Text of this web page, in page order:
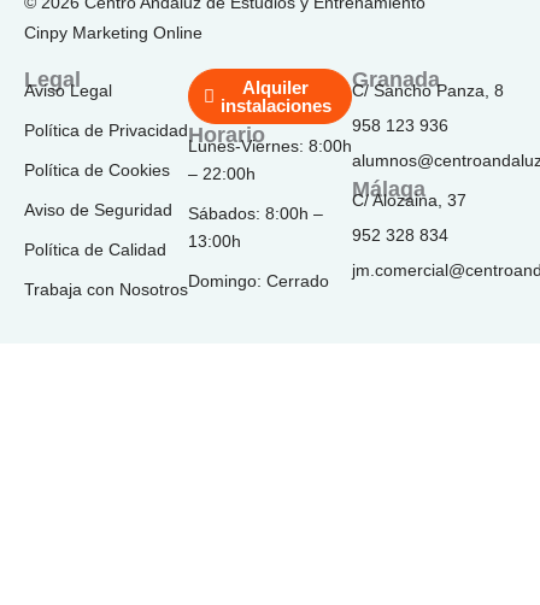
c
e
o
o
k
-
f
s
t
g
r
m
k
t
u
t
n
d
i
n
Cinpy Marketing Online
Legal
Aviso Legal
Política de Privacidad
Política de Cookies
Aviso de Seguridad
Política de Calidad
Trabaja con Nosotros
Horario
Lunes-Viernes: 8:00h
– 22:00h
Sábados: 8:00h –
13:00h
Domingo: Cerrado
Alquiler
instalaciones
Granada
C/ Sancho Panza, 8
958 123 936
Málaga
C/ Alozaina, 37
952 328 834